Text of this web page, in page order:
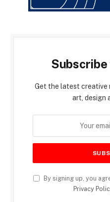
Get the latest creative
art, design
By signing up, you
Privacy